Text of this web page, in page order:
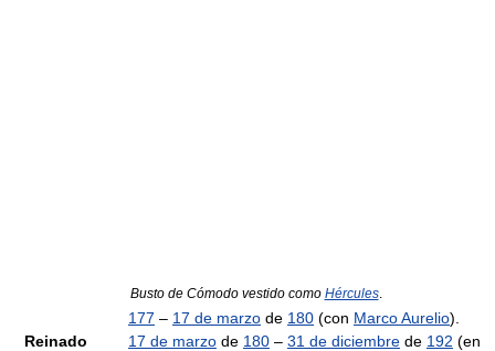
Busto de Cómodo vestido como Hércules.
Reinado
177 – 17 de marzo de 180 (con Marco Aurelio).
17 de marzo de 180 – 31 de diciembre de 192 (en